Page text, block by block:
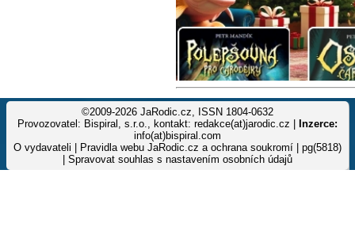
©2009-2026 JaRodic.cz, ISSN 1804-0632
Provozovatel: Bispiral, s.r.o., kontakt: redakce(at)jarodic.cz |
Inzerce:
info(at)bispiral.com
O vydavateli
Pravidla webu JaRodic.cz a ochrana soukromí | pg(5818)
Spravovat souhlas s nastavením osobních údajů